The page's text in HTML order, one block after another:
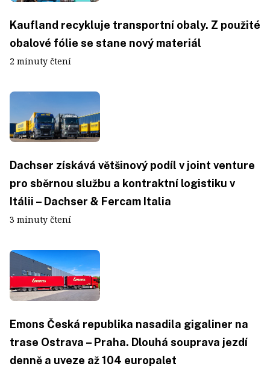
Kaufland recykluje transportní obaly. Z použité
obalové fólie se stane nový materiál
2 minuty čtení
Dachser získává většinový podíl v joint venture
pro sběrnou službu a kontraktní logistiku v
Itálii – Dachser & Fercam Italia
3 minuty čtení
Emons Česká republika nasadila gigaliner na
trase Ostrava – Praha. Dlouhá souprava jezdí
denně a uveze až 104 europalet